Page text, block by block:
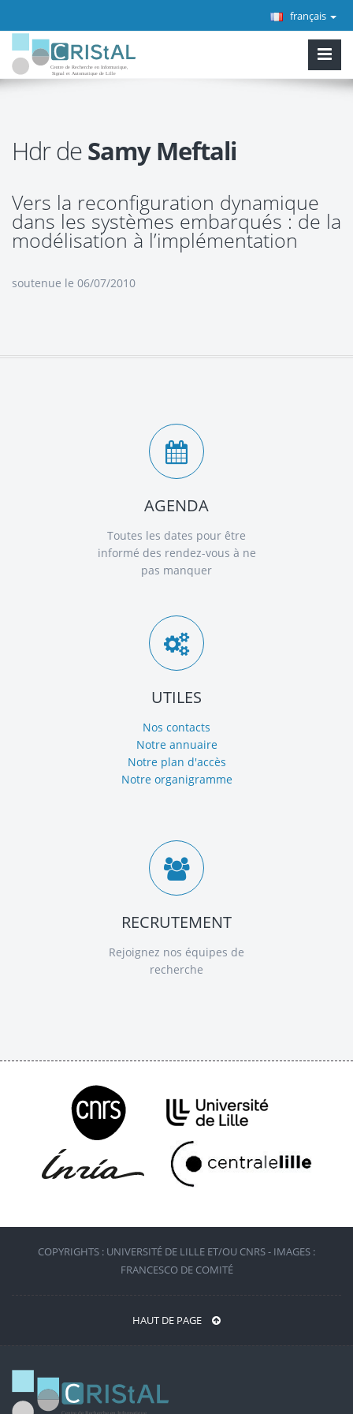
français
Hdr deSamy Meftali
Vers la reconfiguration dynamique
dans les systèmes embarqués : de la
modélisation à l’implémentation
soutenue le 06/07/2010
AGENDA
Toutes les dates pour être
informé des rendez-vous à ne
pas manquer
UTILES
Nos contacts
Notre annuaire
Notre plan d'accès
Notre organigramme
RECRUTEMENT
Rejoignez nos équipes de
recherche
COPYRIGHTS : UNIVERSITÉ DE LILLE ET/OU CNRS - IMAGES :
FRANCESCO DE COMITÉ
HAUT DE PAGE